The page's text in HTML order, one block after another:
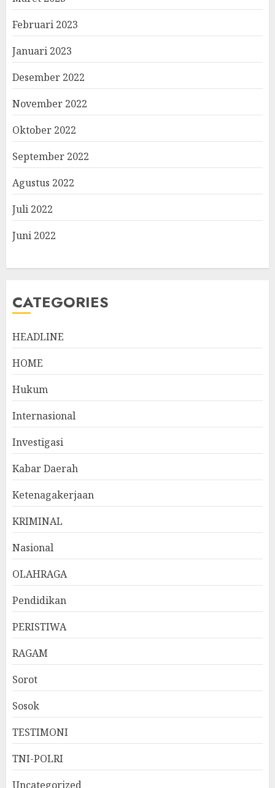
Februari 2023
Januari 2023
Desember 2022
November 2022
Oktober 2022
September 2022
Agustus 2022
Juli 2022
Juni 2022
CATEGORIES
HEADLINE
HOME
Hukum
Internasional
Investigasi
Kabar Daerah
Ketenagakerjaan
KRIMINAL
Nasional
OLAHRAGA
Pendidikan
PERISTIWA
RAGAM
Sorot
Sosok
TESTIMONI
TNI-POLRI
Uncategorized